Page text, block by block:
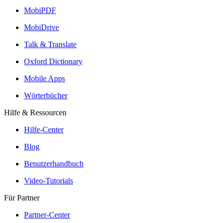
MobiPDF
MobiDrive
Talk & Translate
Oxford Dictionary
Mobile Apps
Wörterbücher
Hilfe & Ressourcen
Hilfe-Center
Blog
Benutzerhandbuch
Video-Tutorials
Für Partner
Partner-Center